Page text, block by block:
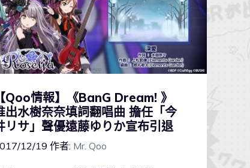
【Qoo情報】《BanG Dream! 》
出水樹奈奈填詞翻唱曲 擔任「今
リサ」聲優遠藤ゆりか宣布引退
12/19 作者: Mr. Qoo